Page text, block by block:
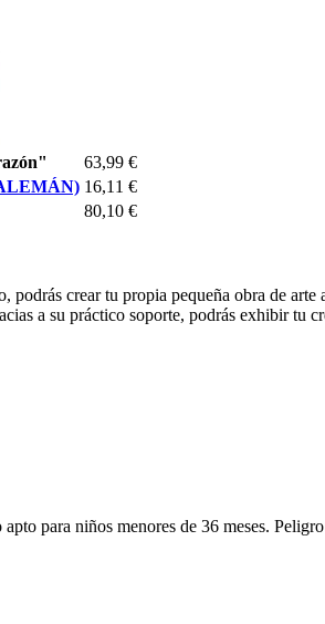
63,99 €
16,11 €
80,10 €
podrás crear tu propia pequeña obra de
a su práctico soporte, podrás exhibir tu
para niños menores de 36 meses.